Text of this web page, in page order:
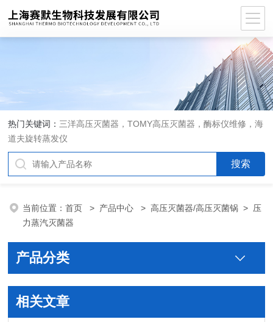
热门关键词： 三洋高压灭菌器，TOMY高压灭菌器，酶标仪维修，海
道夫旋转蒸发仪
当前位置：首页 > 产品中心 >高压灭菌器/高压灭菌锅 > 压
力蒸汽灭菌器
产品分类
相关文章